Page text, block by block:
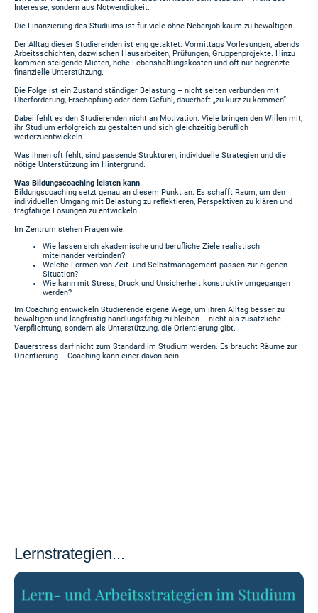
Interesse, sondern aus Notwendigkeit.
Die Finanzierung des Studiums ist für viele ohne Nebenjob kaum zu bewältigen.
Der Alltag dieser Studierenden ist eng getaktet: Vormittags Vorlesungen, abends
Arbeitsschichten, dazwischen Hausarbeiten, Prüfungen, Gruppenprojekte. Hinzu
kommen steigende Mieten, hohe Lebenshaltungskosten und oft nur begrenzte
finanzielle Unterstützung.
Die Folge ist ein Zustand ständiger Belastung – nicht selten verbunden mit
Überforderung, Erschöpfung oder dem Gefühl, dauerhaft „zu kurz zu kommen“.
Dabei fehlt es den Studierenden nicht an Motivation. Viele bringen den Willen mit,
ihr Studium erfolgreich zu gestalten und sich gleichzeitig beruflich
weiterzuentwickeln.
Was ihnen oft fehlt, sind passende Strukturen, individuelle Strategien und die
nötige Unterstützung im Hintergrund.
Was Bildungscoaching leisten kann
Bildungscoaching setzt genau an diesem Punkt an: Es schafft Raum, um den
individuellen Umgang mit Belastung zu reflektieren, Perspektiven zu klären und
tragfähige Lösungen zu entwickeln.
Im Zentrum stehen Fragen wie:
Wie lassen sich akademische und berufliche Ziele realistisch
miteinander verbinden?
Welche Formen von Zeit- und Selbstmanagement passen zur eigenen
Situation?
Wie kann mit Stress, Druck und Unsicherheit konstruktiv umgegangen
werden?
Im Coaching entwickeln Studierende eigene Wege, um ihren Alltag besser zu
bewältigen und langfristig handlungsfähig zu bleiben – nicht als zusätzliche
Verpflichtung, sondern als Unterstützung, die Orientierung gibt.
Dauerstress darf nicht zum Standard im Studium werden. Es braucht Räume zur
Orientierung – Coaching kann einer davon sein.
Lernstrategien...